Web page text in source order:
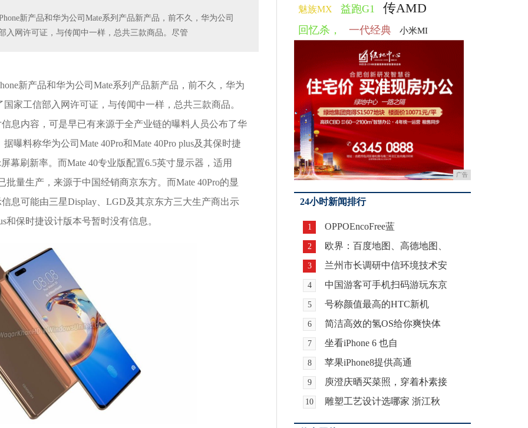
新产品和华为公司Mate系列产品新产品，前不久，华为公司
入网许可证，与传闻中一样，总共三款商品。尽管
新产品和华为公司Mate系列产品新产品，前不久，华为
家工信部入网许可证，与传闻中一样，总共三款商品。
息内容，可是早已有来源于全产业链的曝料人员公布了华
曝料称华为公司Mate 40Pro和Mate 40Pro plus及其保时捷
幕刷新率。而Mate 40专业版配置6.5英寸显示器，适用
量生产，来源于中国经销商京东方。而Mate 40Pro的显
息可能由三星Display、LGD及其京东方三大生产商出示
和保时捷设计版本号暂时没有信息。
魅族MX 益跑G1 传AMD
回忆杀， 一代经典 小米MI
广告
24小时新闻排行
1 OPPOEncoFree蓝
2 欧界：百度地图、高德地图、
3 兰州市长调研中信环境技术安
4 中国游客可手机扫码游玩东京
5 号称颜值最高的HTC新机
6 简洁高效的氢OS给你爽快体
7 坐看iPhone 6 也自
8 苹果iPhone8提供高通
9 庾澄庆晒买菜照，穿着朴素接
10 雕塑工艺设计选哪家 浙江秋